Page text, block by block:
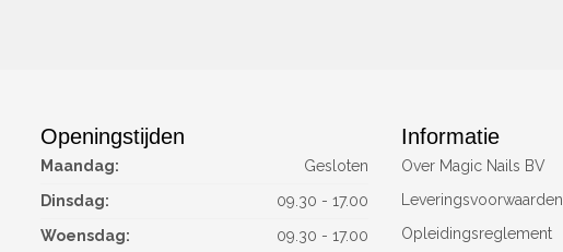
Openingstijden
Maandag:
Gesloten
Dinsdag:
09.30 - 17.00
Woensdag:
09.30 - 17.00
Informatie
Over Magic Nails BV
Leveringsvoorwaarden
Opleidingsreglement